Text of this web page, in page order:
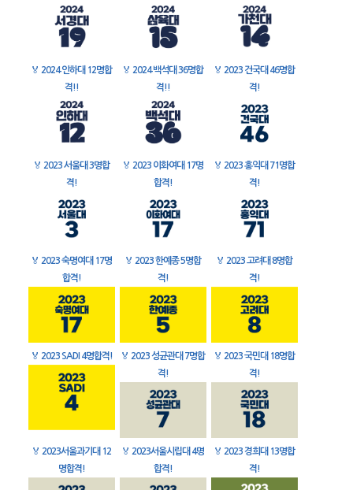
🏅 2024 인하대 12명합
격!!
🏅 2024 백석대 36명합
격!!
🏅 2023 건국대 46명합
격!
🏅 2023 서울대 3명합
격!
🏅 2023 이화여대 17명
합격!
🏅 2023 홍익대 71명합
격!
🏅 2023 숙명여대 17명
합격!
🏅 2023 한예종 5명합
격!
🏅 2023 고려대 8명합
격!
🏅 2023 SADI 4명합격! 🏅 2023 성균관대 7명합
격!
🏅 2023 국민대 18명합
격!
🏅 2023서울과기대 12
명합격!
🏅 2023서울시립대 4명
합격!
🏅 2023 경희대 13명합
격!